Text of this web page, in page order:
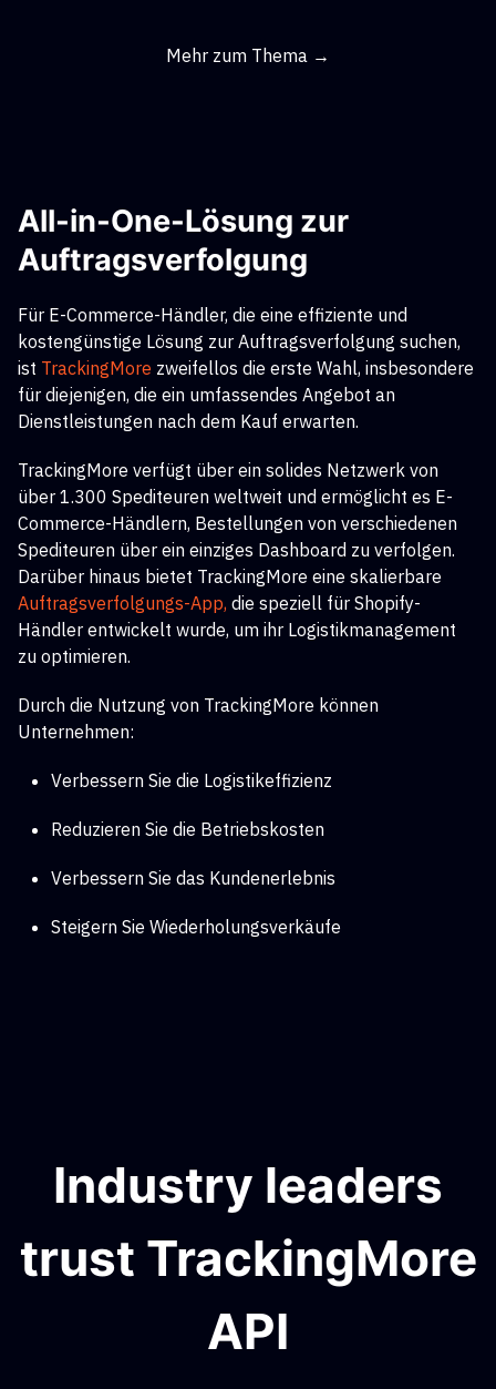
Mehr zum Thema →
All-in-One-Lösung zur
Auftragsverfolgung
Für E-Commerce-Händler, die eine effiziente und
kostengünstige Lösung zur Auftragsverfolgung suchen,
ist TrackingMore zweifellos die erste Wahl, insbesondere
für diejenigen, die ein umfassendes Angebot an
Dienstleistungen nach dem Kauf erwarten.
TrackingMore verfügt über ein solides Netzwerk von
über 1.300 Spediteuren weltweit und ermöglicht es E-
Commerce-Händlern, Bestellungen von verschiedenen
Spediteuren über ein einziges Dashboard zu verfolgen.
Darüber hinaus bietet TrackingMore eine skalierbare
Auftragsverfolgungs-App, die speziell für Shopify-
Händler entwickelt wurde, um ihr Logistikmanagement
zu optimieren.
Durch die Nutzung von TrackingMore können
Unternehmen:
Verbessern Sie die Logistikeffizienz
Reduzieren Sie die Betriebskosten
Verbessern Sie das Kundenerlebnis
Steigern Sie Wiederholungsverkäufe
Industry leaders
trust TrackingMore
API